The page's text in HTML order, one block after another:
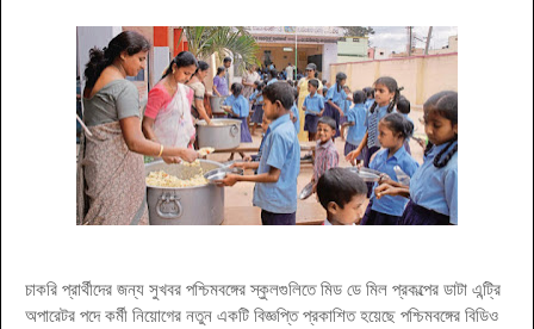
চাকরি প্রার্থীদের জন্য সুখবর পশ্চিমবঙ্গের স্কুলগুলিতে মিড ডে মিল প্রকল্পের ডাটা এন্ট্রি
অপারেটর পদে কর্মী নিয়োগের নতুন একটি বিজ্ঞপ্তি প্রকাশিত হয়েছে পশ্চিমবঙ্গের বিডিও